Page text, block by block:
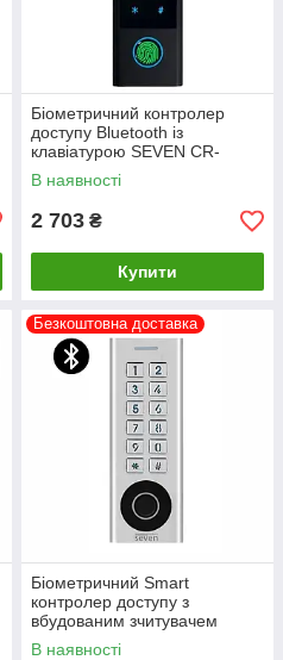
Біометричний контролер
доступу Bluetooth із
клавіатурою SEVEN CR-
7477BF-P MIFARE
В наявності
2 703 ₴
Купити
Безкоштовна доставка
Біометричний Smart
контролер доступу з
вбудованим зчитувачем
SEVEN CR-7474BF MF
В наявності